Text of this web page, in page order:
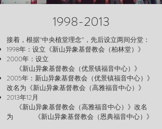
1998-2013
接着，根据“中央植堂理念”，先后设立两间分堂：
1998年：设立《新山异象基督教会（柏林堂）》
2000年：设立
《新山异象基督教会（优景镇福音中心）》
2005年：新山异象基督教会（优景镇福音中心）》
改名为《新山异象基督教会（高雅福音中心）》
2013年12月
《新山异象基督教会（高雅福音中心）》改名
为 《新山异象基督教会（恩典福音中心）》